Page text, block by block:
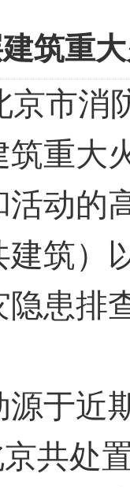
筑重
京市消
重大
动的
筑）
隐患排
源于近
京共处